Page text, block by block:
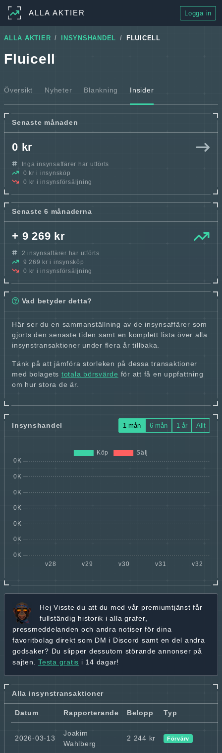
ALLA AKTIER Logga in
ALLA AKTIER INSYNSHANDEL FLUICELL
Fluicell
Översikt Nyheter Blankning Insider
Senaste månaden
0 kr
Inga insynsaffärer har utförts
0 kr i insynsköp
0 kr i insynsförsäljning
Senaste 6 månaderna
+ 9 269 kr
2 insynsaffärer har utförts
9 269 kr i insynsköp
0 kr i insynsförsäljning
Vad betyder detta?
Här ser du en sammanställning av de insynsaffärer som
gjorts den senaste tiden samt en komplett lista över alla
insynstransaktioner under flera år tillbaka.
Tänk på att jämföra storleken på dessa transaktioner
med bolagets totala börsvärde för att få en uppfattning
om hur stora de är.
Insynshandel 1 mån 6 mån 1 år Allt
Hej Visste du att du med vår premiumtjänst får
fullständig historik i alla grafer,
pressmeddelanden och andra notiser för dina
favoritbolag direkt som DM i Discord samt en del andra
godsaker? Du slipper dessutom störande annonser på
sajten. Testa gratis i 14 dagar!
Alla insynstransaktioner
Datum Rapporterande Belopp Typ
2026-03-13
Joakim
Wahlberg
2 244 kr Förvärv